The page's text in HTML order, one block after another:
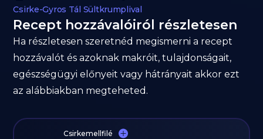
Csirke-Gyros Tál Sültkrumplival
Recept hozzávalóiról részletesen
Ha részletesen szeretnéd megismerni a recept
hozzávalót és azoknak makróit, tulajdonságait,
egészségügyi előnyeit vagy hátrányait akkor ezt
az alábbiakban megteheted.
Csirkemellfilé